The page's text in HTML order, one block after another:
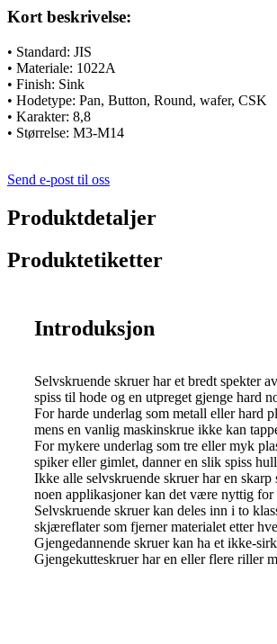
Kort beskrivelse:
• Standard: JIS
• Materiale: 1022A
• Finish: Sink
• Hodetype: Pan, Button, Round, wafer, CSK
• Karakter: 8,8
• Størrelse: M3-M14
Send e-post til oss
Produktdetaljer
Produktetiketter
Introduksjon
Selvskruende skruer har et bredt spekter
spiss til hode og en utpreget gjenge hard
For harde underlag som metall eller hard
mens en vanlig maskinskrue ikke kan
For mykere underlag som tre eller myk
spiker eller gimlet, danner en slik spiss
Ikke alle selvskruende skruer har en
noen applikasjoner kan det være nyttig for
Selvskruende skruer kan deles inn i to
skjæreflater som fjerner materialet etter
Gjengedannende skruer kan ha et ikke-
Gjengekutteskruer har en eller flere riller